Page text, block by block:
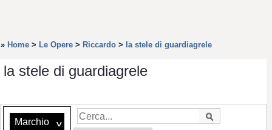
» Home > Le Opere > Riccardo > la stele di guardiagrele
la stele di guardiagrele
Marchio ^